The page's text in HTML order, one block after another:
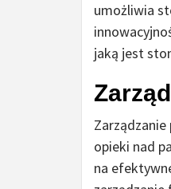
umożliwia
jaką jest
opieki nad
na